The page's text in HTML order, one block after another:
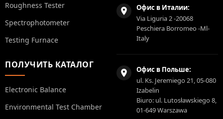
Roughness Tester
Spectrophotometer
Testing Furnace
ПОЛУЧИТЬ КАТАЛОГ
Electronic Balance
Environmental Test Chamber
Офис в Италии:
Via Liguria 2 -20068
Peschiera Borromeo -Ml-
Italy
Офис в Польше:
ul. Ks. Jeremiego 21, 05-080
Izabelin
Biuro: ul. Lutosławskiego 8,
01-649 Warszawa